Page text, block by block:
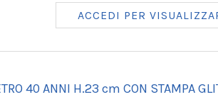
ACCEDI PER
40 ANNI H.23 cm CON STAMPA